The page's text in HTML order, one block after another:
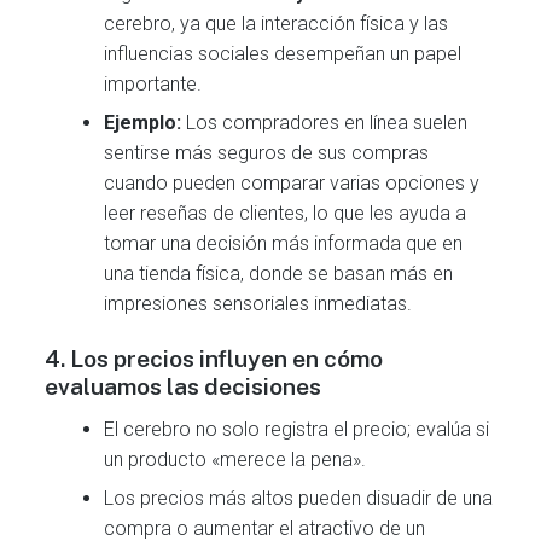
cerebro, ya que la interacción física y las
influencias sociales desempeñan un papel
importante.
Ejemplo: Los compradores en línea suelen
sentirse más seguros de sus compras
cuando pueden comparar varias opciones y
leer reseñas de clientes, lo que les ayuda a
tomar una decisión más informada que en
una tienda física, donde se basan más en
impresiones sensoriales inmediatas.
4. Los precios influyen en cómo
evaluamos las decisiones
El cerebro no solo registra el precio; evalúa si
un producto «merece la pena».
Los precios más altos pueden disuadir de una
compra o aumentar el atractivo de un